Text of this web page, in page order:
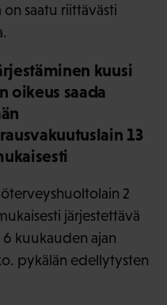
saatu riittävästi
kuusi
oikeus saada
13
2
järjestettävä
kuukauden ajan
pykälän edellytysten